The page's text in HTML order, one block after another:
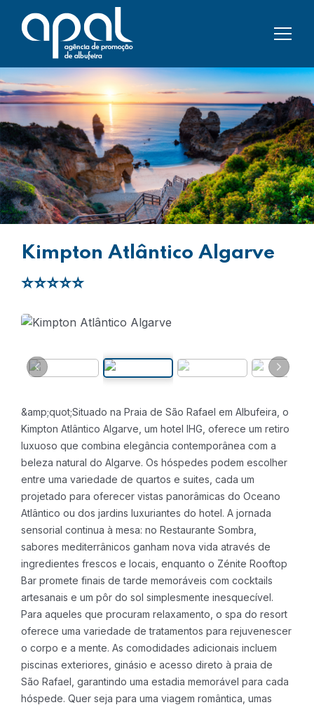
Kimpton Atlântico Algarve
⭐⭐⭐⭐⭐
&amp;quot;Situado na Praia de São Rafael em Albufeira, o
Kimpton Atlântico Algarve, um hotel IHG, oferece um retiro
luxuoso que combina elegância contemporânea com a
beleza natural do Algarve. Os hóspedes podem escolher
entre uma variedade de quartos e suites, cada um
projetado para oferecer vistas panorâmicas do Oceano
Atlântico ou dos jardins luxuriantes do hotel. A jornada
sensorial continua à mesa: no Restaurante Sombra,
sabores mediterrânicos ganham nova vida através de
ingredientes frescos e locais, enquanto o Zénite Rooftop
Bar promete finais de tarde memoráveis com cocktails
artesanais e um pôr do sol simplesmente inesquecível.
Para aqueles que procuram relaxamento, o spa do resort
oferece uma variedade de tratamentos para rejuvenescer
o corpo e a mente. As comodidades adicionais incluem
piscinas exteriores, ginásio e acesso direto à praia de
São Rafael, garantindo uma estadia memorável para cada
hóspede. Quer seja para uma viagem romântica, umas